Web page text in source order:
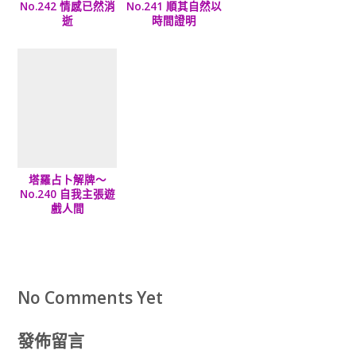
No.242 情感已然消
逝
No.241 順其自然以
時間證明
塔羅占卜解牌～
No.240 自我主張遊
戲人間
No Comments Yet
發佈留言